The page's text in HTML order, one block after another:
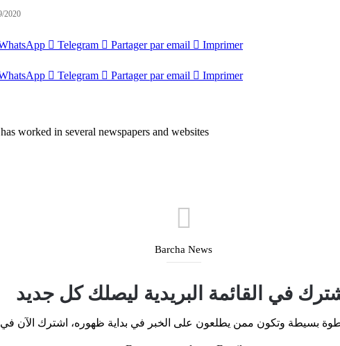
2020
Telegram Partager par email
Imprimer
Telegram Partager par email Imprimer
worked in several newspapers and websites
Barcha News
في القائمة البريدية ليصلك كل جديد
بسيطة وتكون ممن يطلعون على الخبر في بداية ظهوره، اشترك الآن في